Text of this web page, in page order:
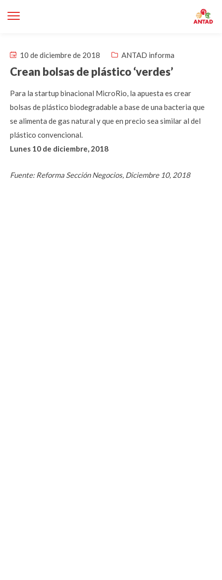
10 de diciembre de 2018 ANTAD informa
Crean bolsas de plástico ‘verdes’
Para la startup binacional MicroRio, la apuesta es crear
bolsas de plástico biodegradable a base de una bacteria que
se alimenta de gas natural y que en precio sea similar al del
plástico convencional.
Lunes 10 de diciembre, 2018
Fuente: Reforma Sección Negocios, Diciembre 10, 2018